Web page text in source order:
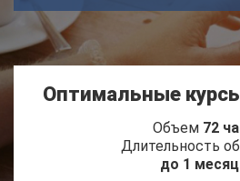
Оптимальные
Объем 72
Длительность
до 1